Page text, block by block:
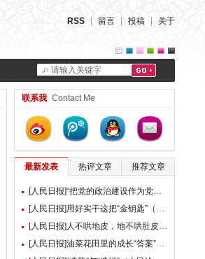
RSS 留言 投稿 关于
请输入关键字
联系我 Contact Me
最新发表 热评文章 推荐文章